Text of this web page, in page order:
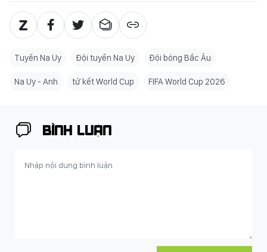
Tuyển Na Uy Đội tuyển Na Uy Đội bóng Bắc Âu
Na Uy - Anh tứ kết World Cup FIFA World Cup 2026
BÌNH LUẬN